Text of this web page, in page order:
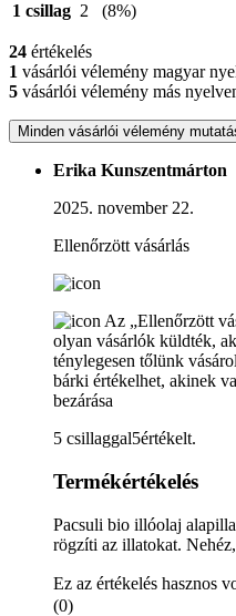
1 csillag 2 (8%)
24 értékelés
1 vásárlói vélemény magyar
5 vásárlói vélemény más
Minden vásárlói vélemény
Erika Kunszentmárton
2025. november 22.
Ellenőrzött vásárlás
Az „Ellenőrzött
olyan vásárlók küldték,
ténylegesen tőlünk
bárki értékelhet, akinek
bezárása
5 csillaggal5értékelt.
Termékértékelés
Pacsuli bio illóolaj
rögzíti az illatokat.
Ez az értékelés hasznos
(0)